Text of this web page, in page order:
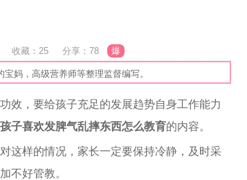
收藏：25 分享：78 爆
妈，高级营养师等整理监督编写。
效，要给孩子充足的发展趋势自身工作能力
孩子喜欢发脾气乱摔东西怎么教育的内容。
这样的情况，家长一定要保持冷静，及时采
不好管教。